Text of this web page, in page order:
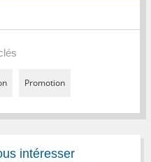
Promotion
intéresser